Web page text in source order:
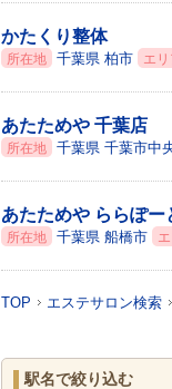
かたくり整体
所在地 千葉県 柏市 エリ
あたためや 千葉店
所在地 千葉県 千葉市中
あたためや ららぽー
所在地 千葉県 船橋市
TOP エステサロン検索
駅名で絞り込む